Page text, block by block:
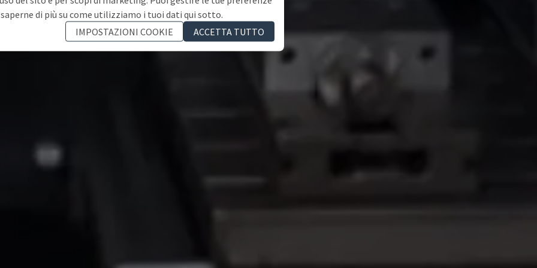
di più su come utilizziamo i tuoi dati qui sotto.
IMPOSTAZIONI COOKIE
ACCETTA TUTTO